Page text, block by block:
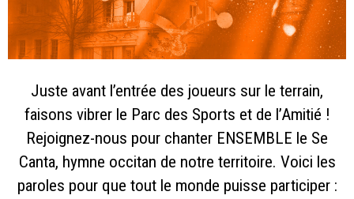
Juste avant l’entrée des joueurs sur le terrain,
faisons vibrer le Parc des Sports et de l’Amitié !
Rejoignez-nous pour chanter ENSEMBLE le Se
Canta, hymne occitan de notre territoire. Voici les
paroles pour que tout le monde puisse participer :